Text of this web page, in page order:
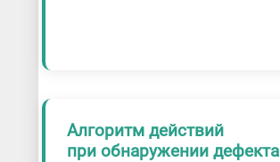
Алгоритм действий
при обнаружении дефекта